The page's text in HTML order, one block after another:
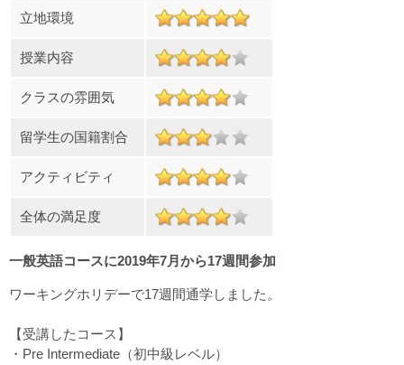
立地環境
授業内容
クラスの雰囲気
留学生の国籍割合
アクティビティ
全体の満足度
一般英語コースに2019年7月から17週間参加
ワーキングホリデーで17週間通学しました。
【受講したコース】
・Pre Intermediate（初中級レベル）